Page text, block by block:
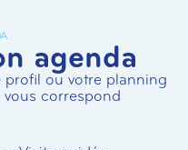
agenda
profil ou votre planning
correspond